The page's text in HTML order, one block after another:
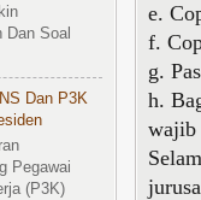
e.
f.
g.
h.
wajib
Dan Soal
Dan P3K
Pegawai
(P3K)